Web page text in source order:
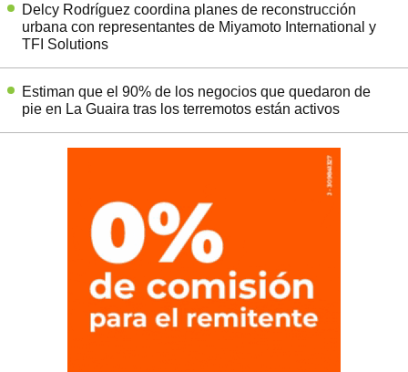
Delcy Rodríguez coordina planes de reconstrucción
urbana con representantes de Miyamoto International y
TFI Solutions
Estiman que el 90% de los negocios que quedaron de
pie en La Guaira tras los terremotos están activos